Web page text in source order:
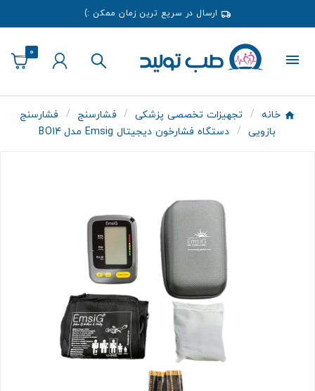
ارسال در سریع ترین زمان ممکن :)
0
خانه تجهیزات تخصصی پزشکی فشارسنج
فشارسنج
بازویی
دستگاه فشارخون دیجیتال Emsig مدل BO14